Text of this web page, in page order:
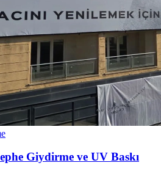
Giydirme ve UV Baskı